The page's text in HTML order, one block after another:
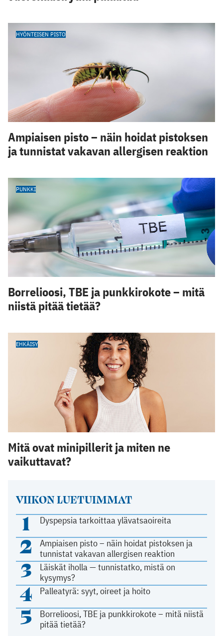
VIIKON LUETUIMMAT
1 Dyspepsia tarkoittaa ylävatsaoireita
2
Ampiaisen pisto – näin hoidat pistoksen ja
tunnistat vakavan allergisen reaktion
3
Läiskät iholla — tunnistatko, mistä on
kysymys?
4 Palleatyrä: syyt, oireet ja hoito
5
Borrelioosi, TBE ja punkkirokote – mitä niistä
pitää tietää?
HYÖNTEISEN PISTO
Ampiaisen pisto – näin hoidat pistoksen
ja tunnistat vakavan allergisen reaktion
PUNKKI
Borrelioosi, TBE ja punkkirokote – mitä
niistä pitää tietää?
EHKÄISY
Mitä ovat minipillerit ja miten ne
vaikuttavat?